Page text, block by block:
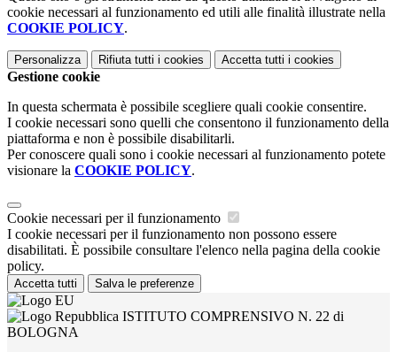
cookie necessari al funzionamento ed utili alle finalità illustrate nella
COOKIE POLICY.
Personalizza Rifiuta tutti i cookies Accetta tutti i cookies
Gestione cookie
In questa schermata è possibile scegliere quali cookie consentire.
I cookie necessari sono quelli che consentono il funzionamento della
piattaforma e non è possibile disabilitarli.
Per conoscere quali sono i cookie necessari al funzionamento potete
visionare la COOKIE POLICY.
Cookie necessari per il funzionamento
I cookie necessari per il funzionamento non possono essere
disabilitati. È possibile consultare l'elenco nella pagina della cookie
policy.
Accetta tutti Salva le preferenze
ISTITUTO COMPRENSIVO N. 22 di
BOLOGNA